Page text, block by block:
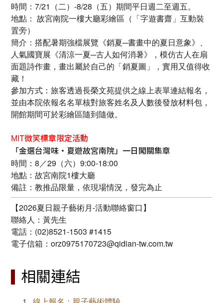
時間：7/21（二）-8/28（五）期間平日週二至週五。
地點： 故宮南院一樓大廳彩繪區（「字遊書齋」互動裝
置旁）
簡介：搭配暑期強檔展覽《銷夏─書畫中的夏日意象》、
人氣國寶展《清涼一夏─古人如何消暑》，模仿古人在扇
面題詩作畫，畫出屬於自己的「銷夏圖」，實用又值得收
藏！
參加方式：旅客透過長榮文苑提供之線上表單連結報名，
並由本院依報名名單核對旅客姓名及人數後發放材料包，
開館期間可於彩繪區隨到隨做。
MIT微笑標章限定活動
「金選台灣味‧夏遊故宮南院」一日闖關集章
時間：8／29（六）9:00-18:00
地點：故宮南院1樓大廳
備註：教推品限量，依現場情況，發完為止
【2026夏日親子藝術月-活動聯絡窗口】
聯絡人：黃先生
電話：(02)8521-1503 #1415
電子信箱：orz0975170723@qidian-tw.com.tw
相關連結